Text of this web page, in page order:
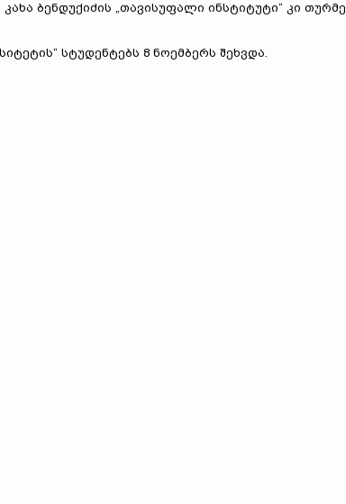
ბენდუქიძის „თავისუფალი ინსტიტუტი“ კი თურმე
სტუდენტებს 8 ნოემბერს შეხვდა.